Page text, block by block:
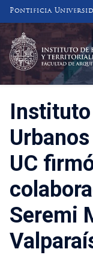
Pontificia
INSTITUTO
Y
FACULTAD DE
UC
Seremi